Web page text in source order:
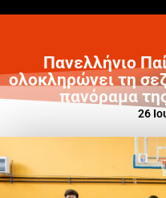
Πανελλήνιο
ολοκληρώνει τη
πανόραμα
26